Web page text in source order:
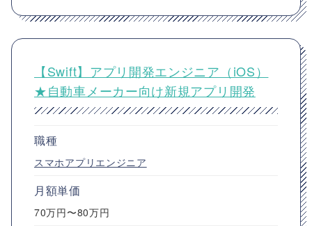
【Swift】アプリ開発エンジニア（iOS）
★自動車メーカー向け新規アプリ開発
職種
スマホアプリエンジニア
月額単価
70万円〜80万円